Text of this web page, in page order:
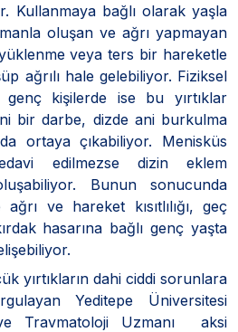
Kullanmaya bağlı olarak yaşla
oluşan ve ağrı yapmayan
veya ters bir hareketle
ağrılı hale gelebiliyor. Fiziksel
kişilerde ise bu yırtıklar
bir darbe, dizde ani burkulma
ortaya çıkabiliyor. Menisküs
edilmezse dizin eklem
Bunun sonucunda
ve hareket kısıtlılığı, geç
hasarına bağlı genç yaşta
yırtıkların dahi ciddi sorunlara
Yeditepe Üniversitesi
Travmatoloji Uzmanı aksi